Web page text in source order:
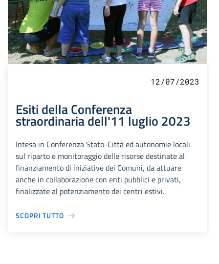
12/07/2023
Esiti della Conferenza
straordinaria dell'11 luglio 2023
Intesa in Conferenza Stato-Città ed autonomie locali
sul riparto e monitoraggio delle risorse destinate al
finanziamento di iniziative dei Comuni, da attuare
anche in collaborazione con enti pubblici e privati,
finalizzate al potenziamento dei centri estivi.
SCOPRI TUTTO